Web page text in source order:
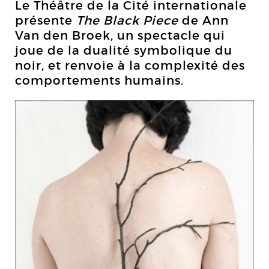
Le Théâtre de la Cité internationale
présente The Black Piece de Ann
Van den Broek, un spectacle qui
joue de la dualité symbolique du
noir, et renvoie à la complexité des
comportements humains.